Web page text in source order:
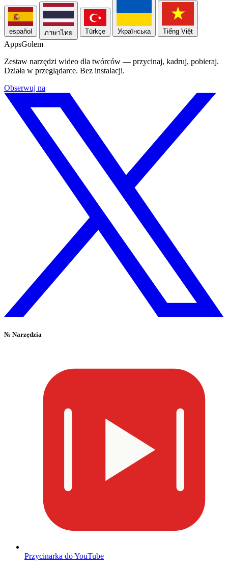
español ภาษาไทย Türkçe Українська Tiếng Việt
AppsGolem
Zestaw narzędzi wideo dla twórców — przycinaj, kadruj, pobieraj.
Działa w przeglądarce. Bez instalacji.
Obserwuj na
№ Narzędzia
Przycinarka do YouTube